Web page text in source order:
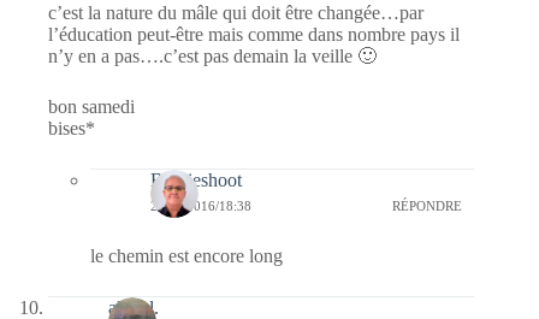
c’est la nature du mâle qui doit être changée…par
l’éducation peut-être mais comme dans nombre pays il
n’y en a pas….c’est pas demain la veille 🙂
bon samedi
bises*
Bernieshoot
27/03/2016/18:38 RÉPONDRE
le chemin est encore long
alain l.